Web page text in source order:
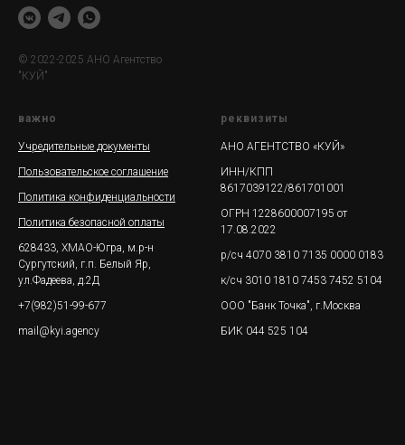
© 2022-2025 АНО Агентство
"КУЙ"
важно
Учредительные документы
Пользовательское соглашение
Политика конфиденциальности
Политика безопасной оплаты
628433, ХМАО-Югра, м.р-н
Сургутский, г.п. Белый Яр,
ул.Фадеева, д.2Д
+7(982)51-99-677
mail@kyi.agency
реквизиты
АНО АГЕНТСТВО «КУЙ»
ИНН/КПП
8617039122/861701001
ОГРН 1228600007195 от
17.08.2022
р/сч 4070 3810 7135 0000 0183
к/сч 3010 1810 7453 7452 5104
ООО "Банк Точка", г.Москва
БИК 044 525 104